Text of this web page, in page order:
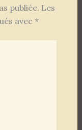
publiée. Les
avec *